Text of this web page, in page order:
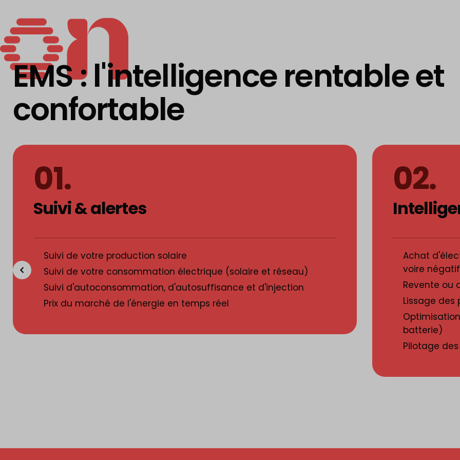
energy
EMS : l'intelligence rentable et
confortable
01.
Suivi & alertes
Suivi de votre production solaire
Suivi de votre consommation électrique (solaire et réseau)
Suivi d'autoconsommation, d'autosuffisance et d'injection
Prix du marché de l'énergie en temps réel
02.
Achat
voire
Revente ou
Lissage des
batterie)
Pilotage